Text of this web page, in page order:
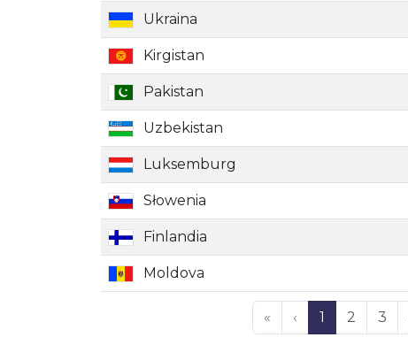
Ukraina
Kirgistan
Pakistan
Uzbekistan
Luksemburg
Słowenia
Finlandia
Moldova
« ‹ 1 2 3